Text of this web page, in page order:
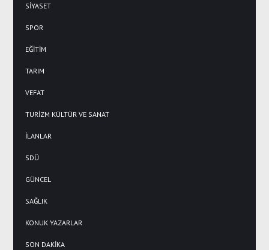
SİYASET
SPOR
EĞİTİM
TARIM
VEFAT
TURİZM KÜLTÜR VE SANAT
İLANLAR
SDÜ
GÜNCEL
SAĞLIK
KONUK YAZARLAR
SON DAKİKA